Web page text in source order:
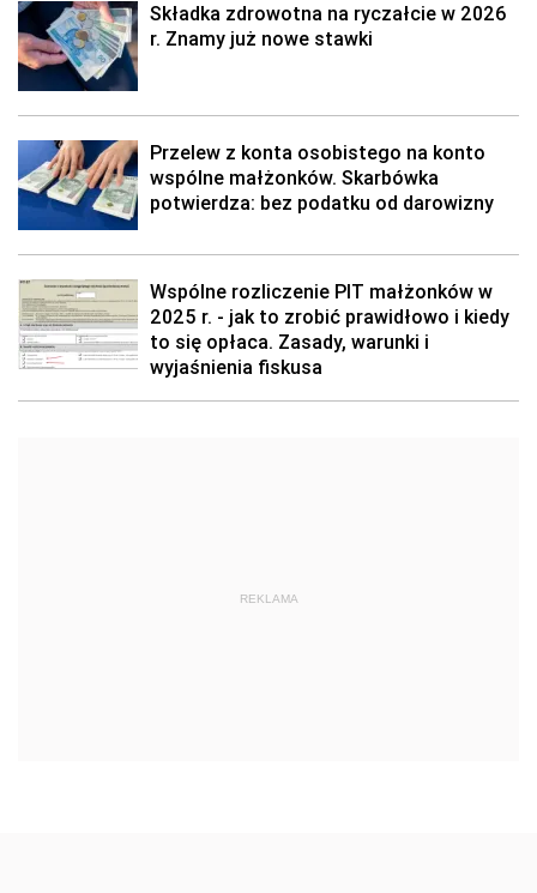
Składka zdrowotna na ryczałcie w 2026
r. Znamy już nowe stawki
Przelew z konta osobistego na konto
wspólne małżonków. Skarbówka
potwierdza: bez podatku od darowizny
Wspólne rozliczenie PIT małżonków w
2025 r. - jak to zrobić prawidłowo i kiedy
to się opłaca. Zasady, warunki i
wyjaśnienia fiskusa
REKLAMA